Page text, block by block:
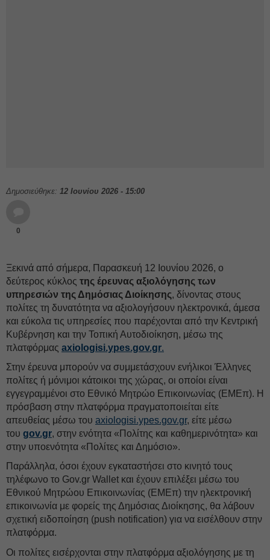
Δημοσιεύθηκε: 12 Ιουνίου 2026 - 15:00
0
Ξεκινά από σήμερα, Παρασκευή 12 Ιουνίου 2026, ο
δεύτερος κύκλος της έρευνας αξιολόγησης των
υπηρεσιών της Δημόσιας Διοίκησης, δίνοντας στους
πολίτες τη δυνατότητα να αξιολογήσουν ηλεκτρονικά, άμεσα
και εύκολα τις υπηρεσίες που παρέχονται από την Κεντρική
Κυβέρνηση και την Τοπική Αυτοδιοίκηση, μέσω της
πλατφόρμας axiologisi.ypes.gov.gr.
Στην έρευνα μπορούν να συμμετάσχουν ενήλικοι Έλληνες
πολίτες ή μόνιμοι κάτοικοι της χώρας, οι οποίοι είναι
εγγεγραμμένοι στο Εθνικό Μητρώο Επικοινωνίας (ΕΜΕπ). Η
πρόσβαση στην πλατφόρμα πραγματοποιείται είτε
απευθείας μέσω του axiologisi.ypes.gov.gr, είτε μέσω
του gov.gr, στην ενότητα «Πολίτης και καθημερινότητα» και
στην υποενότητα «Πολίτες και Δημόσιο».
Παράλληλα, όσοι έχουν εγκαταστήσει στο κινητό τους
τηλέφωνο το Gov.gr Wallet και έχουν επιλέξει μέσω του
Εθνικού Μητρώου Επικοινωνίας (ΕΜΕπ) την ηλεκτρονική
επικοινωνία με φορείς της Δημόσιας Διοίκησης, θα λάβουν
σχετική ειδοποίηση (push notification) για να εισέλθουν στην
πλατφόρμα.
Οι πολίτες εισέρχονται στην πλατφόρμα αξιολόγησης με τη